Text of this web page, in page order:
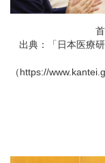
出典：「日本医療
（https://